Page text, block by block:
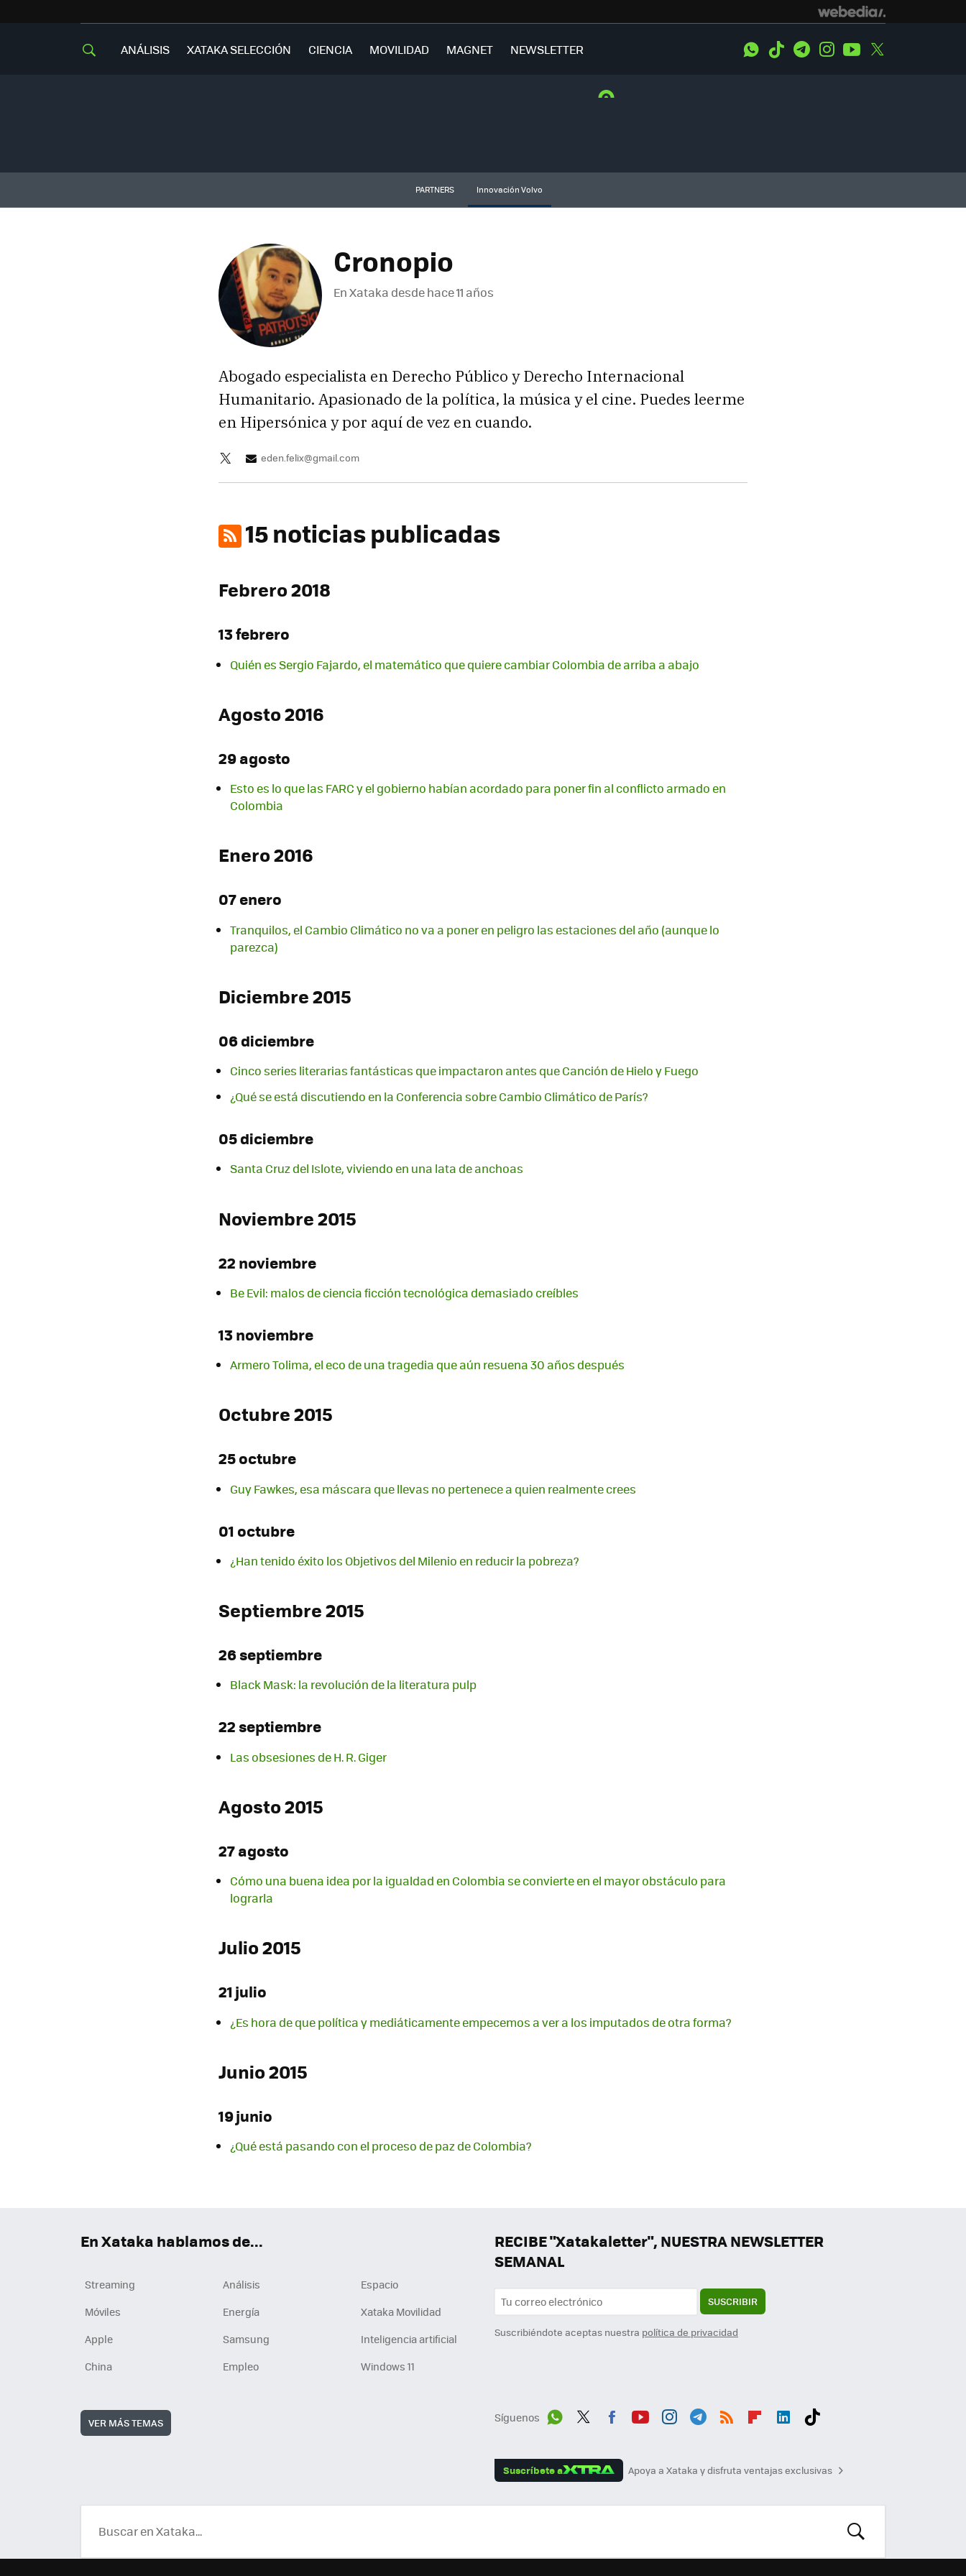
ANÁLISIS XATAKA SELECCIÓN CIENCIA MOVILIDAD MAGNET NEWSLETTER WhatsApp
Tiktok TelegramInstagramYoutube
PARTNERS Innovación Volvo
Cronopio
En Xataka desdehace 11 años
Abogado especialista en Derecho Público y Derecho Internacional
Humanitario. Apasionado de la política, la música y el cine. Puedes leerme
en Hipersónica y por aquí de vez en cuando.
eden.felix@gmail.com
15 noticias publicadas
Febrero 2018
13 febrero
Quién es Sergio Fajardo, el matemático que quiere cambiar Colombia de arriba a abajo
Agosto 2016
29 agosto
Esto es lo que las FARC y el gobierno habían acordado para poner fin al conflicto armado en
Colombia
Enero 2016
07 enero
Tranquilos, el Cambio Climático no va a poner en peligro las estaciones del año (aunque lo
parezca)
Diciembre 2015
06 diciembre
Cinco series literarias fantásticas que impactaron antes que Canción de Hielo y Fuego
¿Qué se está discutiendo en la Conferencia sobre Cambio Climático de París?
05 diciembre
Santa Cruz del Islote, viviendo en una lata de anchoas
Noviembre 2015
22 noviembre
Be Evil: malos de ciencia ficción tecnológica demasiado creíbles
13 noviembre
Armero Tolima, el eco de una tragedia que aún resuena 30 años después
Octubre 2015
25 octubre
Guy Fawkes, esa máscara que llevas no pertenece a quien realmente crees
01 octubre
¿Han tenido éxito los Objetivos del Milenio en reducir la pobreza?
Septiembre 2015
26 septiembre
Black Mask: la revolución de la literatura pulp
22 septiembre
Las obsesiones de H. R. Giger
Agosto 2015
27 agosto
Cómo una buena idea por la igualdad en Colombia se convierte en el mayor obstáculo para
lograrla
Julio 2015
21 julio
¿Es hora de que política y mediáticamente empecemos a ver a los imputados de otra forma?
Junio 2015
19 junio
¿Qué está pasando con el proceso de paz de Colombia?
RECIBE "Xatakaletter", NUESTRA NEWSLETTER
SEMANAL
SUSCRIBIR
Suscribiéndote aceptas nuestra política de privacidad
Síguenos
ats
App
ter
ebo
ok
Suscríbete a Apoya a Xataka y disfruta ventajas exclusivas
En Xataka hablamos de...
Streaming Análisis
Espacio
Móviles
Energía
Xataka Movilidad
Apple
Samsung
Inteligencia artificial
China
Empleo Windows 11
VER MÁS TEMAS
BUSCAR